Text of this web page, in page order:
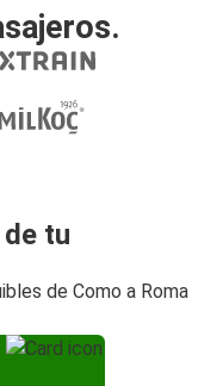
tu
de Como a Roma